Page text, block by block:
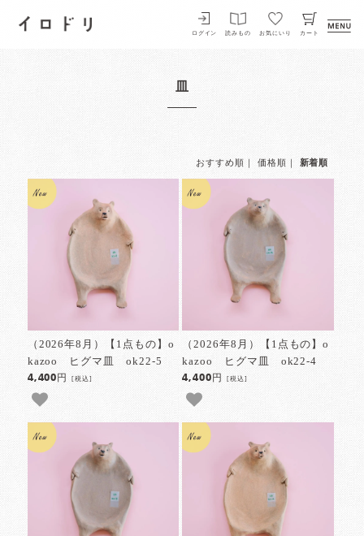
イロドリ
ログイン 読みもの お気にいり カート
皿
おすすめ順 価格順 新着順
（2026年8月）【1点もの】o
kazoo ヒグマ皿 ok22-5
4,400円[税込]
（2026年8月）【1点もの】o
kazoo ヒグマ皿 ok22-4
4,400円 [税込]